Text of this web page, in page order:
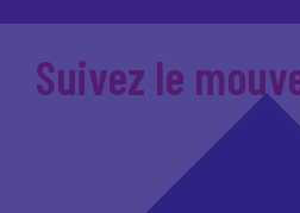
Suivez le